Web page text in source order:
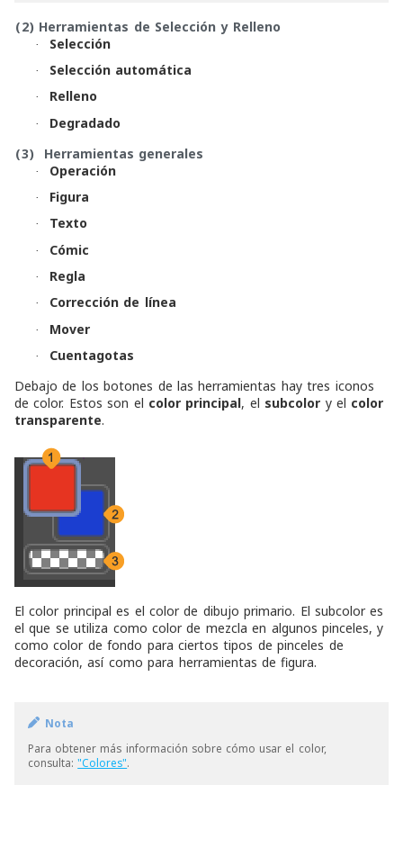
(2) Herramientas de Selección y Relleno
· Selección
· Selección automática
· Relleno
·
Degradado
(3)
Herramientas generales
· Operación
· Figura
· Texto
· Cómic
· Regla
· Corrección de línea
· Mover
·
Cuentagotas
Debajo de los botones de las herramientas hay tres iconos
de color. Estos son el color principal, el subcolor y el color
transparente.
El color principal es el color de dibujo primario. El subcolor es
el que se utiliza como color de mezcla en algunos pinceles, y
como color de fondo para ciertos tipos de pinceles de
decoración, así como para herramientas de figura.
Nota
Para obtener más información sobre cómo usar el color,
consulta:"Colores".